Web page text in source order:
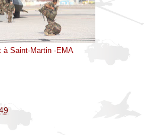
à Saint-Martin -EMA